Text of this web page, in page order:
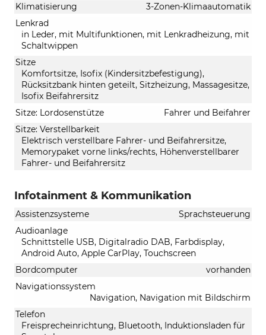
Klimatisierung
3-Zonen-Klimaautomatik
Lenkrad
in Leder, mit Multifunktionen, mit Lenkradheizung, mit
Schaltwippen
Sitze
Komfortsitze, Isofix (Kindersitzbefestigung),
Rücksitzbank hinten geteilt, Sitzheizung, Massagesitze,
Isofix Beifahrersitz
Sitze: Lordosenstütze
Fahrer und Beifahrer
Sitze: Verstellbarkeit
Elektrisch verstellbare Fahrer- und Beifahrersitze,
Memorypaket vorne links/rechts, Höhenverstellbarer
Fahrer- und Beifahrersitz
Infotainment & Kommunikation
Assistenzsysteme
Sprachsteuerung
Audioanlage
Schnittstelle USB, Digitalradio DAB, Farbdisplay,
Android Auto, Apple CarPlay, Touchscreen
Bordcomputer
vorhanden
Navigationssystem
Navigation, Navigation mit Bildschirm
Telefon
Freisprecheinrichtung, Bluetooth, Induktionsladen für